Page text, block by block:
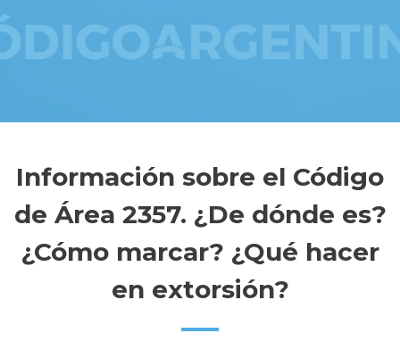
Información sobre el Código
de Área 2357. ¿De dónde es?
¿Cómo marcar? ¿Qué hacer
en extorsión?